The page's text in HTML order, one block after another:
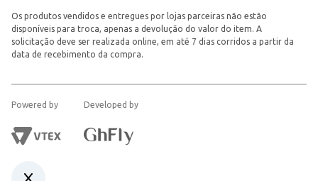
Os produtos vendidos e entregues por lojas parceiras não estão
disponíveis para troca, apenas a devolução do valor do item. A
solicitação deve ser realizada online, em até 7 dias corridos a partir da
data de recebimento da compra.
Powered by Developed by